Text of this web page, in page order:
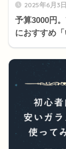
2025年6月3日
予算3000円
におすすめ「